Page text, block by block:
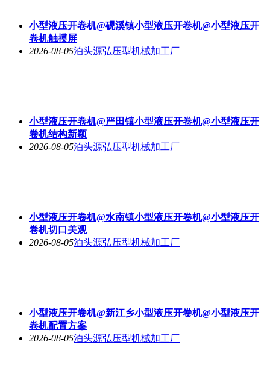
小型液压开卷机@砚溪镇小型液压开卷机@小型液压开
卷机触摸屏
2026-08-05泊头源弘压型机械加工厂
小型液压开卷机@严田镇小型液压开卷机@小型液压开
卷机结构新颖
2026-08-05泊头源弘压型机械加工厂
小型液压开卷机@水南镇小型液压开卷机@小型液压开
卷机切口美观
2026-08-05泊头源弘压型机械加工厂
小型液压开卷机@新江乡小型液压开卷机@小型液压开
卷机配置方案
2026-08-05泊头源弘压型机械加工厂